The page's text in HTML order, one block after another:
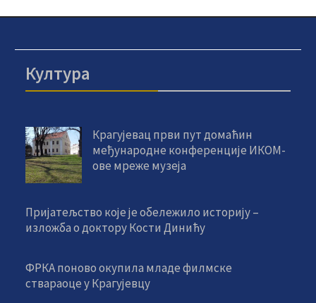
Култура
Крагујевац први пут домаћин
међународне конференције ИКОМ-
ове мреже музеја
Пријатељство које је обележило историју –
изложба о доктору Кости Динићу
ФРКА поново окупила младе филмске
ствараоце у Крагујевцу